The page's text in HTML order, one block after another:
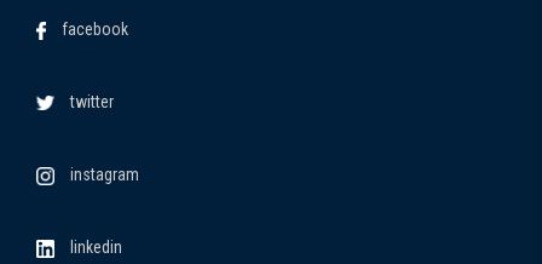
facebook
twitter
instagram
linkedin